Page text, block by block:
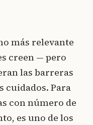
más relevante
creen — pero
las barreras
cuidados. Para
con número de
es uno de los